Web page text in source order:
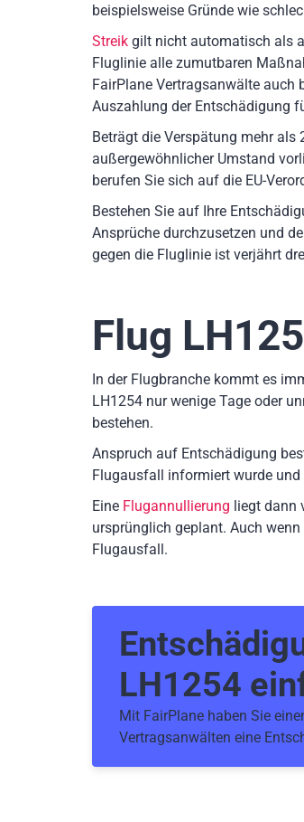
beispielsweise Gründe wie
Streik gilt nicht automatisch als
Fluglinie alle zumutbaren
FairPlane Vertragsanwälte auch
Auszahlung der Entschädigung
Beträgt die Verspätung mehr als
außergewöhnlicher Umstand
berufen Sie sich auf die EU-
Bestehen Sie auf Ihre
Ansprüche durchzusetzen und
gegen die Fluglinie ist verjährt
Flug
In der Flugbranche kommt es
LH1254 nur wenige Tage oder
bestehen.
Anspruch auf Entschädigung
Flugausfall informiert wurde
Eine Flugannullierung liegt dann
ursprünglich geplant. Auch
Flugausfall.
LH1254
Mit FairPlane haben Sie
Vertragsanwälten eine